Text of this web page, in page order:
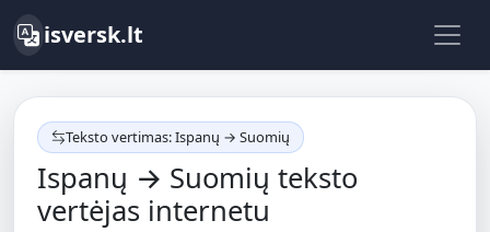
isversk.lt
Teksto vertimas: Ispanų → Suomių
Ispanų → Suomių teksto
vertėjas internetu